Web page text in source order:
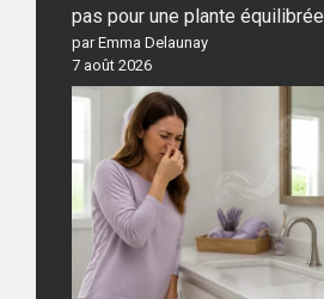
pas pour une plante équilibrée
par Emma Delaunay
7 août 2026